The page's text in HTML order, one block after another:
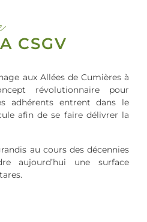
CSGV
aux Allées de Cumières à
révolutionnaire pour
adhérents entrent dans le
afin de se faire délivrer la
au cours des décennies
aujourd’hui une surface